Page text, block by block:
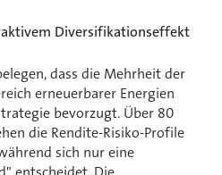
Diversifikationseffekt
dass die Mehrheit der
erneuerbarer Energien
bevorzugt. Über 80
die Rendite-Risiko-Profile
sich nur eine